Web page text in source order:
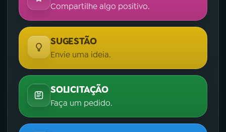
Compartilhe algo positivo.
SUGESTÃO
Envie uma ideia.
SOLICITAÇÃO
Faça um pedido.